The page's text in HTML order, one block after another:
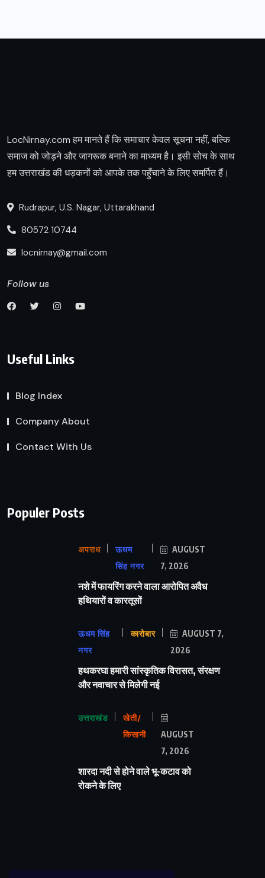
LocNirnay.com हम मानते हैं कि समाचार केवल सूचना नहीं, बल्कि
समाज को जोड़ने और जागरूक बनाने का माध्यम है। इसी सोच के साथ
हम उत्तराखंड की धड़कनों को आपके तक पहुँचाने के लिए समर्पित हैं।
Rudrapur, U.S. Nagar, Uttarakhand
80572 10744
locnirnay@gmail.com
Follow us
Useful Links
Blog Index
Company About
Contact With Us
Populer Posts
अपराध
ऊधम
सिंह नगर
AUGUST
7, 2026
नशे में फायरिंग करने वाला आरोपित अवैध
हथियारों व कारतूसों
ऊधम सिंह
नगर
कारोबार
AUGUST 7,
2026
हथकरघा हमारी सांस्कृतिक विरासत, संरक्षण
और नवाचार से मिलेगी नई
उत्तराखंड
खेती/
किसानी
AUGUST
7, 2026
शारदा नदी से होने वाले भू-कटाव को
रोकने के लिए